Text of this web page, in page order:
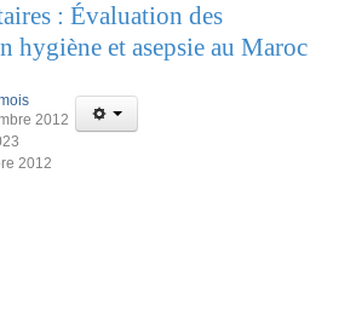
: Évaluation des
hygiène et asepsie au Maroc
2012
2012